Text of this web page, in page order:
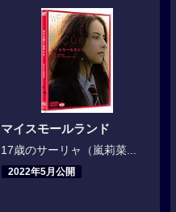
マイスモールランド
17歳のサーリャ（嵐莉菜...
2022年5月公開